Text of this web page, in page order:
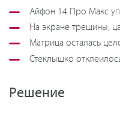
Айфон 14 Про Макс
На экране трещины,
Матрица осталась
Стеклышко
Решение